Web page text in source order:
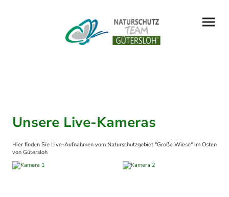
Unsere Live-Kameras
Hier finden Sie Live-Aufnahmen vom Naturschutzgebiet "Große Wiese" im Osten
von Gütersloh